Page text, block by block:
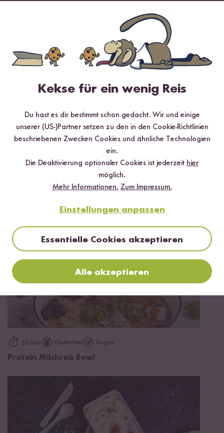
Veganer Milchreis mit Mandel-Beeren-Topping
aus dem Digitalen Reiskocher
30 min Glutenfrei Vegan
Protein Milchreis Bowl
Kekse für ein wenig Reis
Du hast es dir bestimmt schon gedacht. Wir und einige
unserer (US-)Partner setzen zu den in den Cookie-Richtlinien
beschriebenen Zwecken Cookies und ähnliche Technologien
ein.
Die Deaktivierung optionaler Cookies ist jederzeit hier
möglich.
Mehr Informationen. Zum Impressum.
Einstellungen anpassen
Essentielle Cookies akzeptieren
Alle akzeptieren